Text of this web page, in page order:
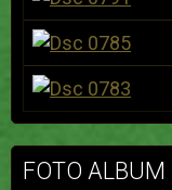
FOTO ALBUM